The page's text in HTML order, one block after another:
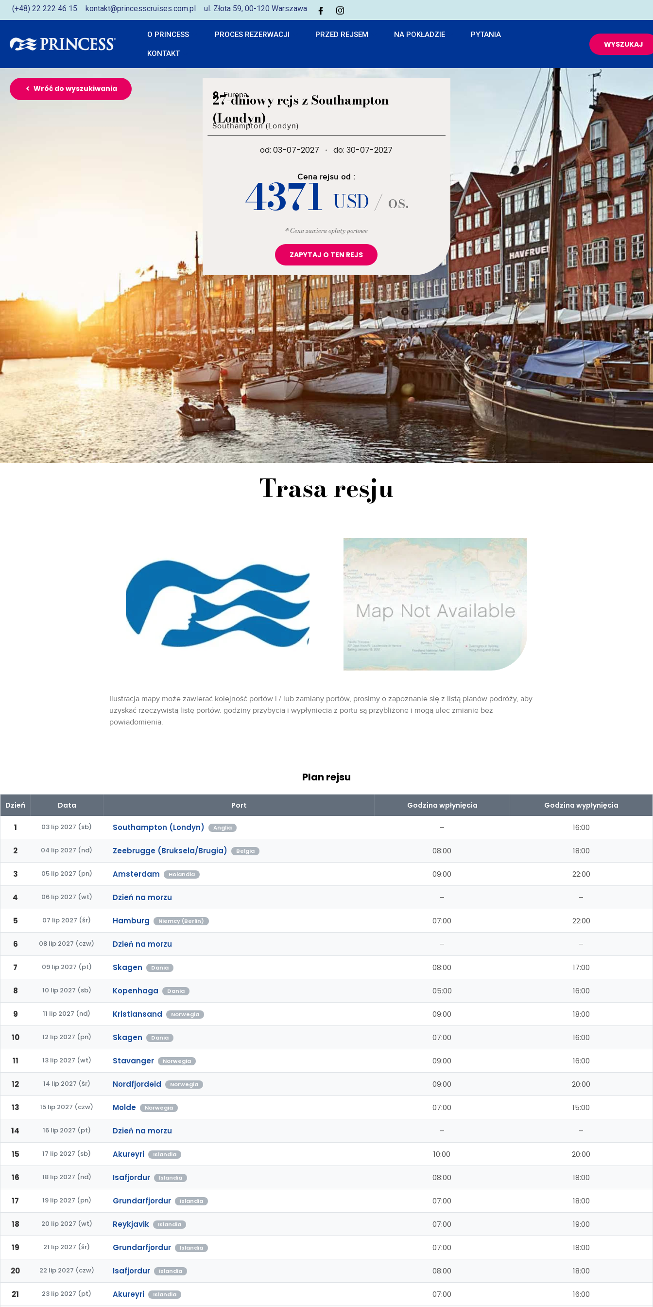
(+48) 22 222 46 15 kontakt@princesscruises.com.pl ul. Złota 59, 00-120 Warszawa
O PRINCESS PROCES REZERWACJI PRZED REJSEM NA POKŁADZIE PYTANIA
KONTAKT
WYSZUKAJ
Wróć do wyszukiwania
Europa
27-dniowy rejs z Southampton
(Londyn)
Southampton (Londyn)
od: 03-07-2027 · do: 30-07-2027
Cena rejsu od :
4371USD / os.
* Cena zawiera opłaty portowe
ZAPYTAJ O TEN REJS
Trasa resju
Ilustracja mapy może zawierać kolejność portów i / lub zamiany portów, prosimy o zapoznanie się z listą planów podróży, aby
uzyskać rzeczywistą listę portów. godziny przybycia i wypłynięcia z portu są przybliżone i mogą ulec zmianie bez
powiadomienia.
Plan rejsu
Dzień Data Port Godzina wpłynięcia Godzina wypłynięcia
1 03 lip 2027 (sb) Southampton (Londyn) Anglia – 16:00
2 04 lip 2027 (nd) Zeebrugge (Bruksela/Brugia) Belgia 08:00 18:00
3 05 lip 2027 (pn) Amsterdam Holandia 09:00 22:00
4 06 lip 2027 (wt) Dzień na morzu – –
5 07 lip 2027 (śr) Hamburg Niemcy (Berlin) 07:00 22:00
6 08 lip 2027 (czw) Dzień na morzu – –
7 09 lip 2027 (pt) Skagen Dania 08:00 17:00
8 10 lip 2027 (sb) Kopenhaga Dania 05:00 16:00
9 11 lip 2027 (nd) Kristiansand Norwegia 09:00 18:00
10 12 lip 2027 (pn) Skagen Dania 07:00 16:00
11 13 lip 2027 (wt) Stavanger Norwegia 09:00 16:00
12 14 lip 2027 (śr) Nordfjordeid Norwegia 09:00 20:00
13 15 lip 2027 (czw) Molde Norwegia 07:00 15:00
14 16 lip 2027 (pt) Dzień na morzu – –
15 17 lip 2027 (sb) Akureyri Islandia 10:00 20:00
16 18 lip 2027 (nd) Isafjordur Islandia 08:00 18:00
17 19 lip 2027 (pn) Grundarfjordur Islandia 07:00 18:00
18 20 lip 2027 (wt) Reykjavik Islandia 07:00 19:00
19 21 lip 2027 (śr) Grundarfjordur Islandia 07:00 18:00
20 22 lip 2027 (czw) Isafjordur Islandia 08:00 18:00
21 23 lip 2027 (pt) Akureyri Islandia 07:00 16:00